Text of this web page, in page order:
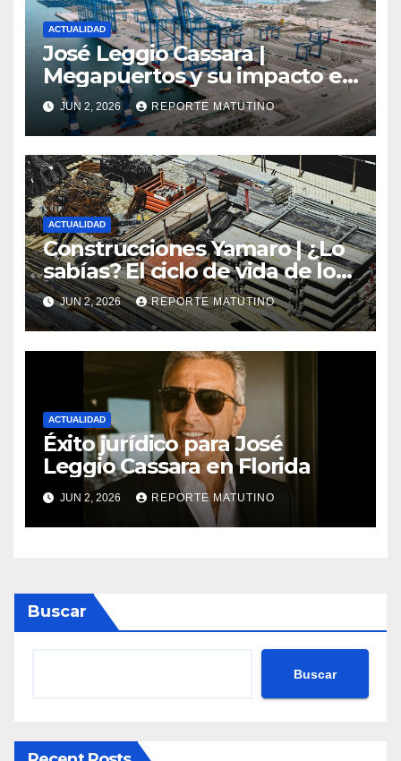
ACTUALIDAD
José Leggio Cassara |
Megapuertos y su impacto en
el turismo y el comercio
global
JUN 2, 2026 REPORTE MATUTINO
ACTUALIDAD
Construcciones Yamaro | ¿Lo
sabías? El ciclo de vida de los
materiales de construcción
revoluciona eficiencia en
proyectos modernos
JUN 2, 2026 REPORTE MATUTINO
ACTUALIDAD
Éxito jurídico para José
Leggio Cassara en Florida
JUN 2, 2026 REPORTE MATUTINO
Buscar
Buscar